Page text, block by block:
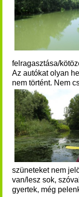
felragasztása/
Az autókat olyan
nem történt. Nem
szüneteket nem
van/lesz sok,
gyertek, még